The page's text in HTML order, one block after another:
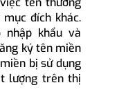
đích khác.
nhập khẩu và
ký tên miền
bị sử dụng
lượng trên thị